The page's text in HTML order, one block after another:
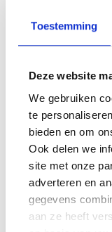
Toestemming
Deze website
We gebruiken
te
bieden en om
Ook delen we
site met onze
adverteren en
gegevens
aan ze heeft